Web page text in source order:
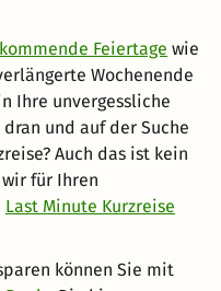
kommende Feiertage wie
Wochenende
Ihre unvergessliche
und auf der Suche
Auch das ist kein
für Ihren
Last Minute Kurzreise
können Sie mit